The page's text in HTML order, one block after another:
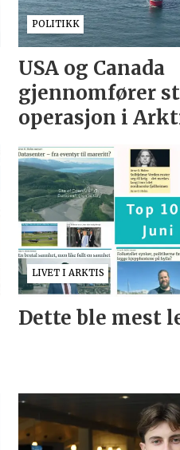
POLITIKK
USA og Canada
gjennomfører
operasjon i
LIVET I ARKTIS
Dette ble mest